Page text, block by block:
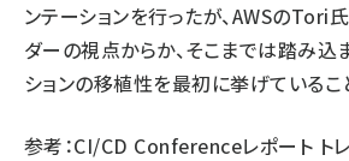
ンテーションを行ったが、AWSのTori
ダーの視点からか、そこまでは踏み込
ションの移植性を最初に挙げているこ
参考：CI/CD Conferenceレポート ト